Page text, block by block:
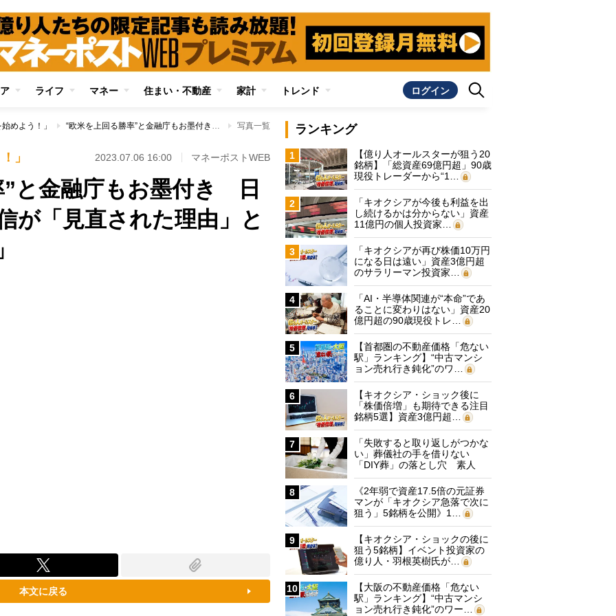
ライフ マネー 住まい・不動産 家計 トレンド ログイン
めよう！」 “欧米を上回る勝率”と金融庁もお墨付き 日本株アクティブ投信が「見直された理由」と「選ぶ際の注意点」 写真一覧
」 2023.07.06 16:00 マネーポストWEB
”と金融庁もお墨付き 日
が「見直された理由」と
本文に戻る
ランキング
1
【億り人オールスターが狙う20
銘柄】「総資産69億円超」90歳
現役トレーダーから“1…
2
「キオクシアが今後も利益を出
し続けるかは分からない」資産
11億円の個人投資家…
3
「キオクシアが再び株価10万円
になる日は遠い」資産3億円超
のサラリーマン投資家…
4
「AI・半導体関連が“本命”であ
ることに変わりはない」資産20
億円超の90歳現役トレ…
5
【首都圏の不動産価格「危ない
駅」ランキング】“中古マンシ
ョン売れ行き鈍化”のワ…
6
【キオクシア・ショック後に
「株価倍増」も期待できる注目
銘柄5選】資産3億円超…
7
「失敗すると取り返しがつかな
い」葬儀社の手を借りない
「DIY葬」の落とし穴 素人
に…
8
《2年弱で資産17.5倍の元証券
マンが「キオクシア急落で次に
狙う」5銘柄を公開》1…
9
【キオクシア・ショックの後に
狙う5銘柄】イベント投資家の
億り人・羽根英樹氏が…
10
【大阪の不動産価格「危ない
駅」ランキング】“中古マンシ
ョン売れ行き鈍化”のワー…